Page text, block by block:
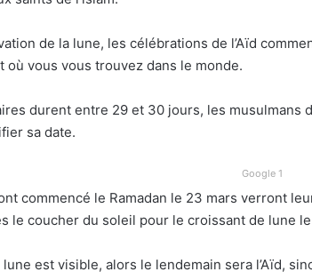
de la lune, les célébrations de l’Aïd
où vous vous trouvez dans le monde.
durent entre 29 et 30 jours, les musulmans
sa date.
Google 1
commencé le Ramadan le 23 mars verront
le coucher du soleil pour le croissant de lune
est visible, alors le lendemain sera l’Aïd,